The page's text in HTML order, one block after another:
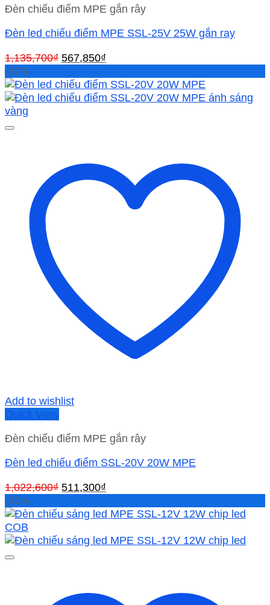
Đèn chiếu điểm MPE gắn rây
Đèn led chiếu điểm MPE SSL-25V 25W gắn ray
1,135,700₫ Giá
là:
1,135,700₫.
567,850₫
tại
là:
-50%
Add to wishlist
Quick View
Đèn chiếu điểm MPE gắn rây
Đèn led chiếu điểm SSL-20V 20W MPE
1,022,600₫ Giá
là:
511,300₫
tại
511,300₫.
-50%